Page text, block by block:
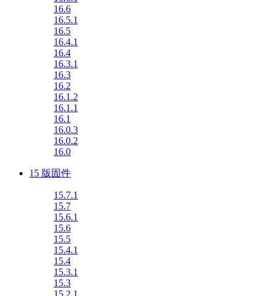
16.6
16.5.1
16.5
16.4.1
16.4
16.3.1
16.3
16.2
16.1.2
16.1.1
16.1
16.0.3
16.0.2
16.0
15 版固件
15.7.1
15.7
15.6.1
15.6
15.5
15.4.1
15.4
15.3.1
15.3
15.2.1